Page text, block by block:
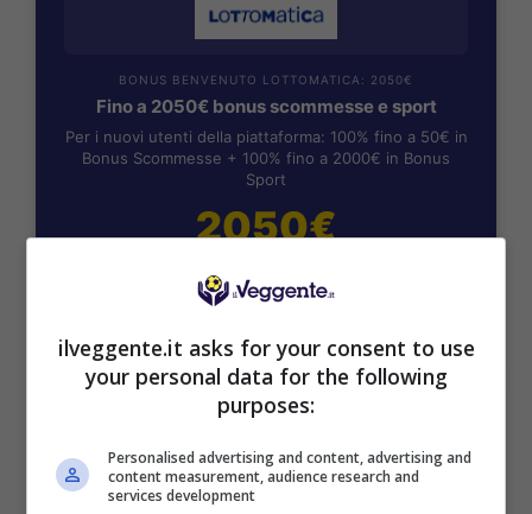
BONUS BENVENUTO LOTTOMATICA: 2050€
Fino a 2050€ bonus scommesse e sport
Per i nuovi utenti della piattaforma: 100% fino a 50€ in
Bonus Scommesse + 100% fino a 2000€ in Bonus
Sport
2050€
VERIFICA
Mostra Informazioni
ilveggente.it asks for your consent to use
your personal data for the following
purposes:
Personalised advertising and content, advertising and
content measurement, audience research and
services development